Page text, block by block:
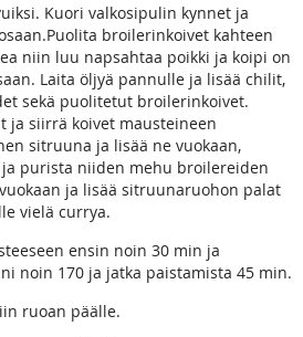
Kuori valkosipulin kynnet ja
broilerinkoivet kahteen
niin luu napsahtaa poikki ja koipi on
Laita öljyä pannulle ja lisää chilit,
sekä puolitetut broilerinkoivet.
ja siirrä koivet mausteineen
sitruuna ja lisää ne vuokaan,
purista niiden mehu broilereiden
ja lisää sitruunaruohon palat
vielä currya.
ensin noin 30 min ja
noin 170 ja jatka paistamista 45 min.
ruoan päälle.